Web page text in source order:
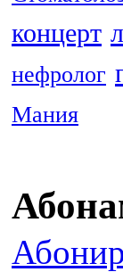
концерт
нефролог
Мания